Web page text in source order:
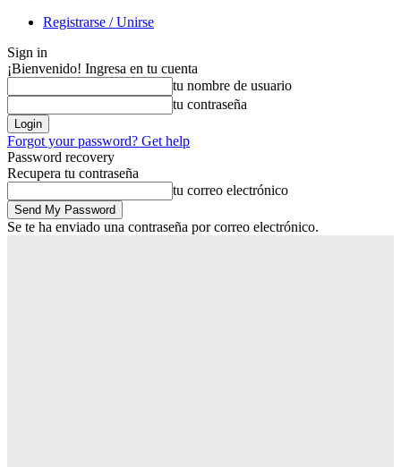
Registrarse / Unirse
Sign in
¡Bienvenido! Ingresa en tu cuenta
tu nombre de usuario
tu contraseña
Forgot your password? Get help
Password recovery
Recupera tu contraseña
tu correo electrónico
Se te ha enviado una contraseña por correo electrónico.